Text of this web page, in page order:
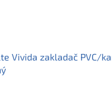
Vivida zakladač PVC/